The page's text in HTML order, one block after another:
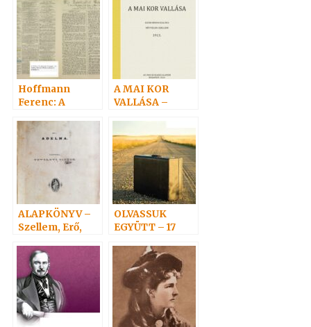
Hoffmann
Ferenc: A
Anyag bírálata 1.
A MAI KOR
VALLÁSA –
ALAPKÖNYV –
Szellem, Erő,
OLVASSUK
EGYÜTT – 17